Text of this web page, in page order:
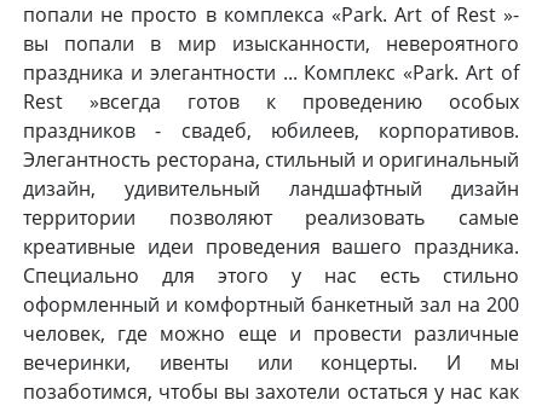
попали не просто в комплекса «Park. Art of Rest »-
вы попали в мир изысканности, невероятного
праздника и элегантности ... Комплекс «Park. Art of
Rest »всегда готов к проведению особых
праздников - свадеб, юбилеев, корпоративов.
Элегантность ресторана, стильный и оригинальный
дизайн, удивительный ландшафтный дизайн
территории позволяют реализовать самые
креативные идеи проведения вашего праздника.
Специально для этого у нас есть стильно
оформленный и комфортный банкетный зал на 200
человек, где можно еще и провести различные
вечеринки, ивенты или концерты. И мы
позаботимся, чтобы вы захотели остаться у нас как